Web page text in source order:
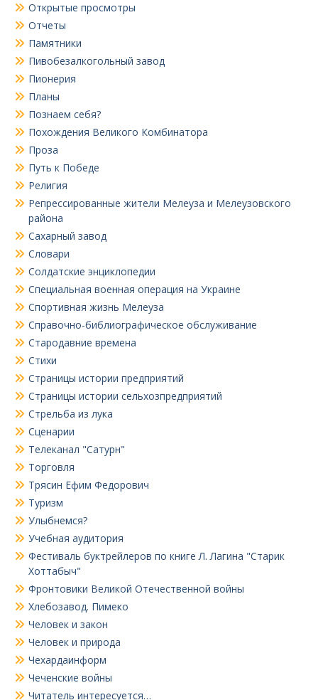
Открытые просмотры
Отчеты
Памятники
Пивобезалкогольный завод
Пионерия
Планы
Познаем себя?
Похождения Великого Комбинатора
Проза
Путь к Победе
Религия
Репрессированные жители Мелеуза и Мелеузовского
района
Сахарный завод
Словари
Солдатские энциклопедии
Специальная военная операция на Украине
Спортивная жизнь Мелеуза
Справочно-библиографическое обслуживание
Стародавние времена
Стихи
Страницы истории предприятий
Страницы истории сельхозпредприятий
Стрельба из лука
Сценарии
Телеканал "Сатурн"
Торговля
Трясин Ефим Федорович
Туризм
Улыбнемся?
Учебная аудитория
Фестиваль буктрейлеров по книге Л. Лагина "Старик
Хоттабыч"
Фронтовики Великой Отечественной войны
Хлебозавод. Пимеко
Человек и закон
Человек и природа
Чехардаинформ
Чеченские войны
Читатель интересуется…